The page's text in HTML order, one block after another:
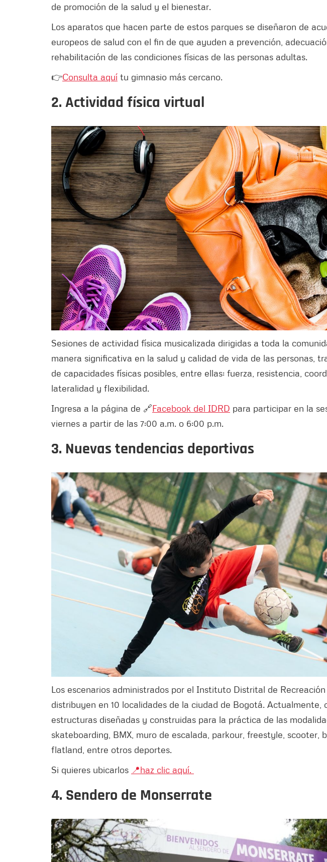
de promoción de la salud y el bienestar.
Los aparatos que hacen parte de estos parques se diseñaron de
europeos de salud con el fin de que ayuden a prevención,
rehabilitación de las condiciones físicas de las personas adultas.
👉Consulta aquí tu gimnasio más cercano.
2. Actividad física virtual
Sesiones de actividad física musicalizada dirigidas a toda la
manera significativa en la salud y calidad de vida de las personas,
de capacidades físicas posibles, entre ellas: fuerza, resistencia,
lateralidad y flexibilidad.
Ingresa a la página de 🔗Facebook del IDRD para participar en la
viernes a partir de las 7:00 a.m. o 6:00 p.m.
3. Nuevas tendencias deportivas
Los escenarios administrados por el Instituto Distrital de
distribuyen en 10 localidades de la ciudad de Bogotá. Actualmente,
estructuras diseñadas y construidas para la práctica de las
skateboarding, BMX, muro de escalada, parkour, freestyle, scooter,
flatland, entre otros deportes.
Si quieres ubicarlos 📍haz clic aquí.
4. Sendero de Monserrate